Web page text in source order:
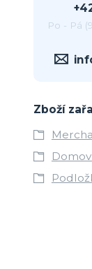
Po - Pá
Zboží